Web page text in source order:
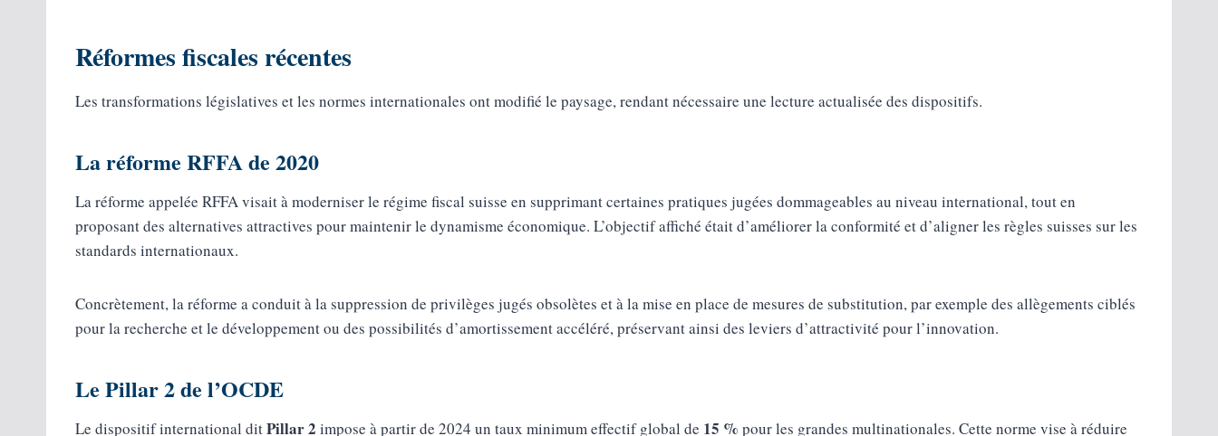
Réformes fiscales récentes
Les transformations législatives et les normes internationales ont modifié le paysage, rendant nécessaire une lecture actualisée des dispositifs.
La réforme RFFA de 2020
La réforme appelée RFFA visait à moderniser le régime fiscal suisse en supprimant certaines pratiques jugées dommageables au niveau international, tout en
proposant des alternatives attractives pour maintenir le dynamisme économique. L’objectif affiché était d’améliorer la conformité et d’aligner les règles suisses sur les
standards internationaux.
Concrètement, la réforme a conduit à la suppression de privilèges jugés obsolètes et à la mise en place de mesures de substitution, par exemple des allègements ciblés
pour la recherche et le développement ou des possibilités d’amortissement accéléré, préservant ainsi des leviers d’attractivité pour l’innovation.
Le Pillar 2 de l’OCDE
Le dispositif international ditPillar 2 impose à partir de 2024 un taux minimum effectif global de 15 % pour les grandes multinationales. Cette norme vise à réduire